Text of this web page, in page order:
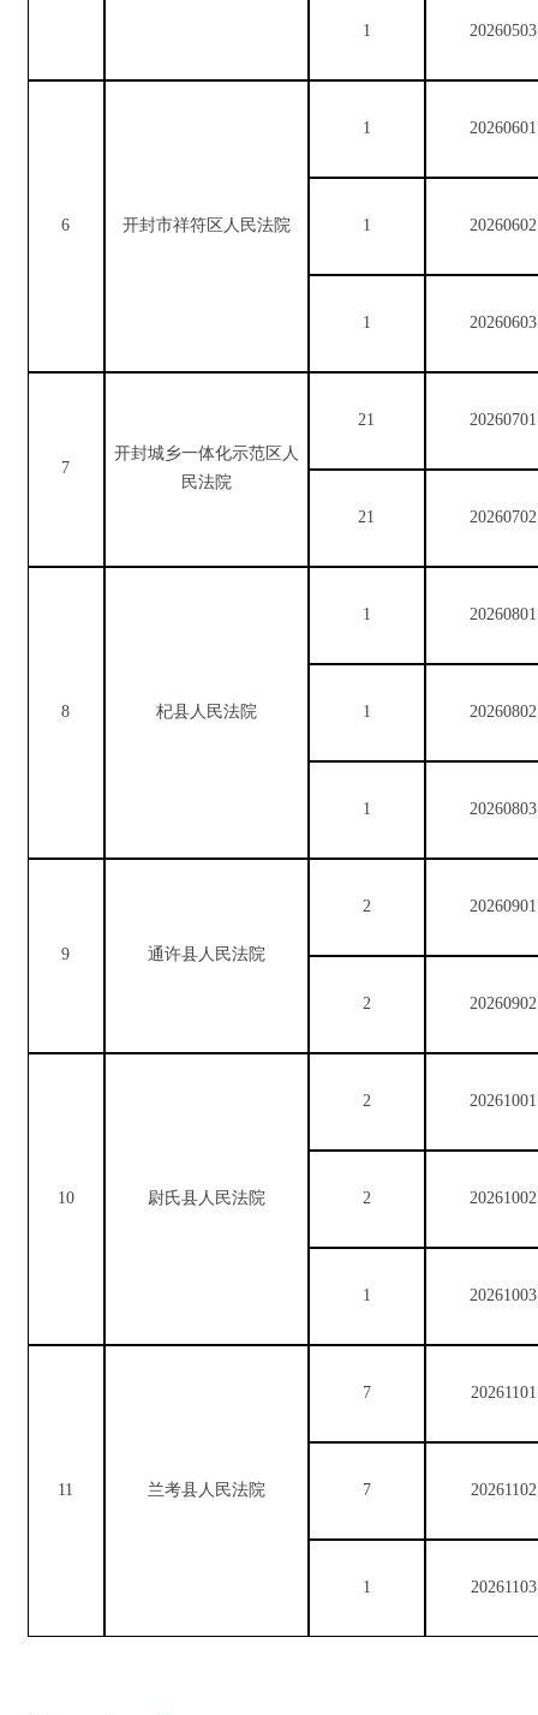
1 20260503
6 开封市祥符区人民法院
1 20260601
1 20260602
1 20260603
7
开封城乡一体化示范区人
民法院
21 20260701
21 20260702
8 杞县人民法院
1 20260801
1 20260802
1 20260803
9 通许县人民法院
2 20260901
2 20260902
10 尉氏县人民法院
2 20261001
2 20261002
1 20261003
11 兰考县人民法院
7 20261101
7 20261102
1 20261103